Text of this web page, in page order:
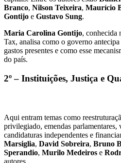
Branco, Nilson Teixeira, Maurício
Gontijo e Gustavo Sung.
Maria Carolina Gontijo, conhecida
Tax, analisa como o governo
gastos presentes e como esse
do país.
2º – Instituições, Justiça e
Aqui entram temas como
privilegiado, emendas parlamentares,
candidaturas independentes e
Marsiglia, David Sobreira, Bruno
Sperandio, Murilo Medeiros e